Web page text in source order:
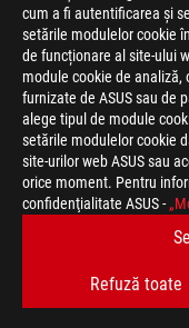
cum a fi autentificarea și
setările modulelor cookie
de funcționare al site-ului
module cookie de
furnizate de ASUS sau de
alege tipul de module
setările modulelor cookie
site-urilor web ASUS sau
orice moment. Pentru
confidenţialitate ASUS -
Refuză toate
ANPC
Romania/România
©ASUSTEK COMPUTER